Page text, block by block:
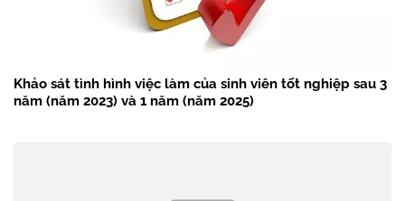
Khảo sát tình hình việc làm của sinh viên tốt nghiệp sau 3
năm (năm 2023) và 1 năm (năm 2025)